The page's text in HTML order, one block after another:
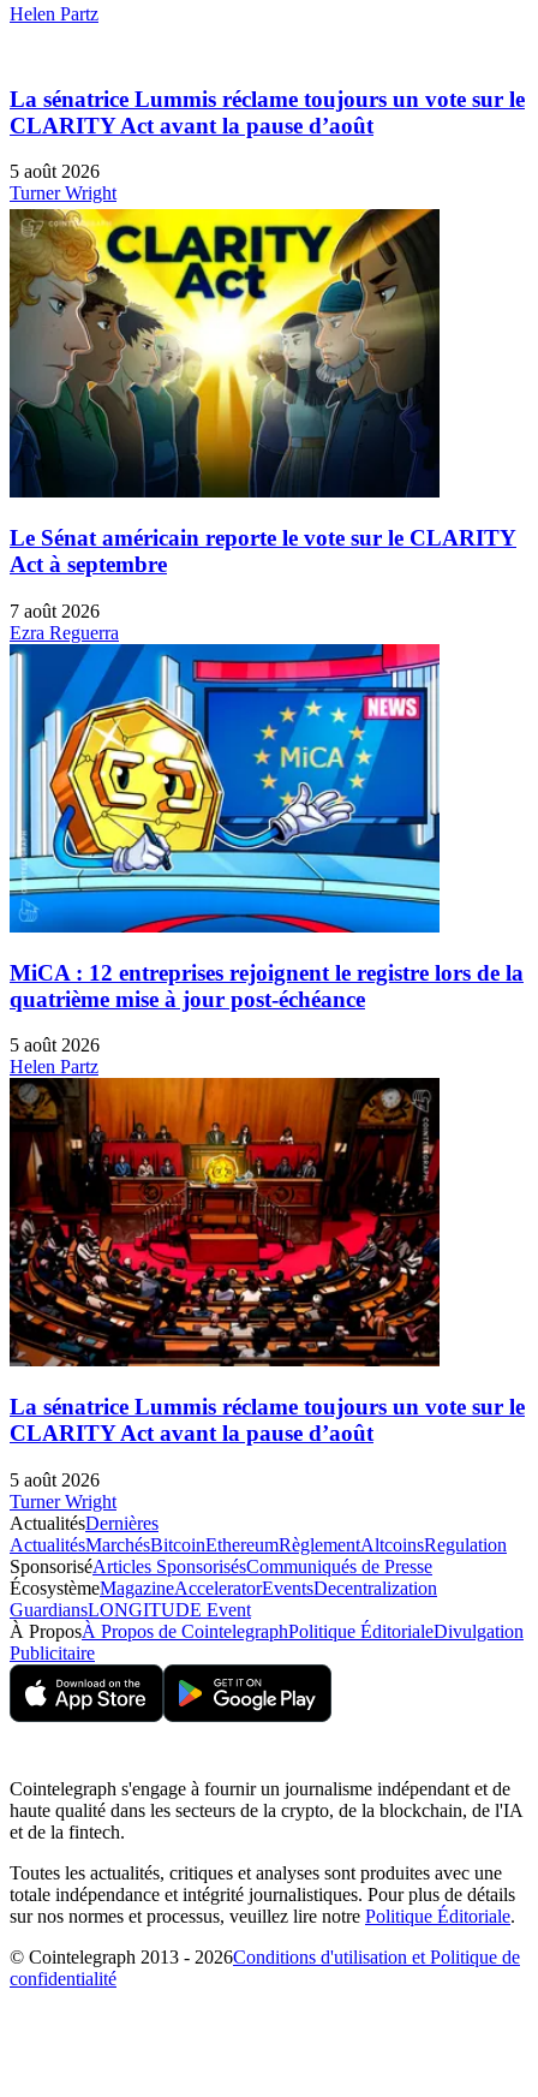
Helen Partz
La sénatrice Lummis réclame toujours un vote sur le
CLARITY Act avant la pause d’août
5 août 2026
Turner Wright
Le Sénat américain reporte le vote sur le CLARITY
Act à septembre
7 août 2026
Ezra Reguerra
MiCA : 12 entreprises rejoignent le registre lors de la
quatrième mise à jour post-échéance
5 août 2026
Helen Partz
La sénatrice Lummis réclame toujours un vote sur le
CLARITY Act avant la pause d’août
5 août 2026
Turner Wright
ActualitésDernières
ActualitésMarchésBitcoinEthereumRèglementAltcoinsRegulation
SponsoriséArticles SponsorisésCommuniqués de Presse
ÉcosystèmeMagazineAcceleratorEventsDecentralization
GuardiansLONGITUDE Event
À ProposÀ Propos de CointelegraphPolitique ÉditorialeDivulgation
Publicitaire
Cointelegraph s'engage à fournir un journalisme indépendant et de
haute qualité dans les secteurs de la crypto, de la blockchain, de l'IA
et de la fintech.
Toutes les actualités, critiques et analyses sont produites avec une
totale indépendance et intégrité journalistiques. Pour plus de détails
sur nos normes et processus, veuillez lire notre Politique Éditoriale.
© Cointelegraph 2013 - 2026Conditions d'utilisation et Politique de
confidentialité